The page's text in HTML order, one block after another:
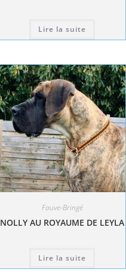
Lire la suite
Fauve-Bringé
NOLLY AU ROYAUME DE LEYLA
Lire la suite